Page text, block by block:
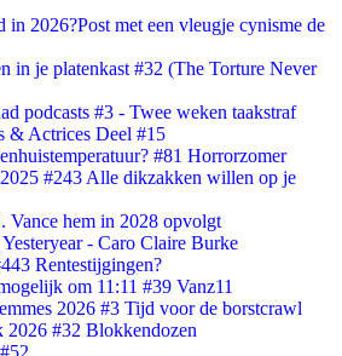
in 2026?Post met een vleugje cynisme de
in je platenkast #32 (The Torture Never
podcasts #3 - Twee weken taakstraf
& Actrices Deel #15
#81 Horrorzomer
#243 Alle dikzakken willen op je
Vance hem in 2028 opvolgt
- Caro Claire Burke
Rentestijgingen?
om 11:11 #39 Vanz11
2026 #3 Tijd voor de borstcrawl
#32 Blokkendozen